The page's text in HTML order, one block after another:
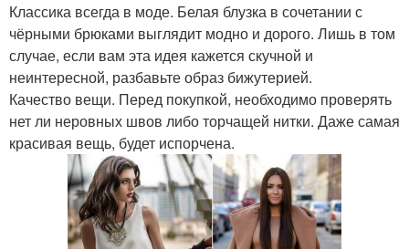
Классика всегда в моде. Белая блузка в сочетании с
чёрными брюками выглядит модно и дорого. Лишь в том
случае, если вам эта идея кажется скучной и
неинтересной, разбавьте образ бижутерией.
Качество вещи. Перед покупкой, необходимо проверять
нет ли неровных швов либо торчащей нитки. Даже самая
красивая вещь, будет испорчена.